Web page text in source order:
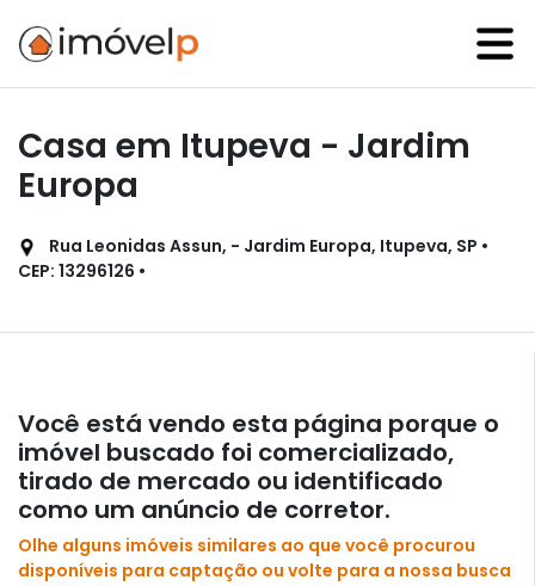
Casa em Itupeva - Jardim
Europa
Rua Leonidas Assun, - Jardim Europa, Itupeva, SP •
CEP: 13296126 •
Você está vendo esta página porque o
imóvel buscado foi comercializado,
tirado de mercado ou identificado
como um anúncio de corretor.
Olhe alguns imóveis similares ao que você procurou
disponíveis para captação ou volte para a nossa busca